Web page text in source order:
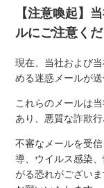
【注意喚起】
ルにご注意く
現在、当社および
める迷惑メールが
これらのメールは
あり、悪質な詐欺
不審なメールを受
導、ウイルス感染
がる恐れがござい